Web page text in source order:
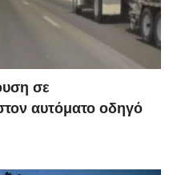
σε
αυτόματο οδηγό